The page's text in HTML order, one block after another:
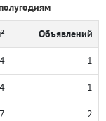
Объявлений
1
1
2